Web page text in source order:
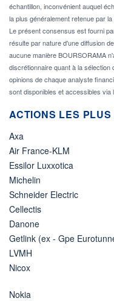
échantillon, inconvénient auquel
la plus généralement retenue par
Le présent consensus est fourni
résulte par nature d'une diffusion
aucune manière BOURSORAMA
discrétionnaire quant à la
opinions de chaque analyste
sont disponibles et accessibles via
ACTIONS LES
Axa
Air France-KLM
Essilor Luxxotica
Michelin
Schneider Electric
Cellectis
Danone
Getlink (ex - Gpe
LVMH
Nicox
Nokia